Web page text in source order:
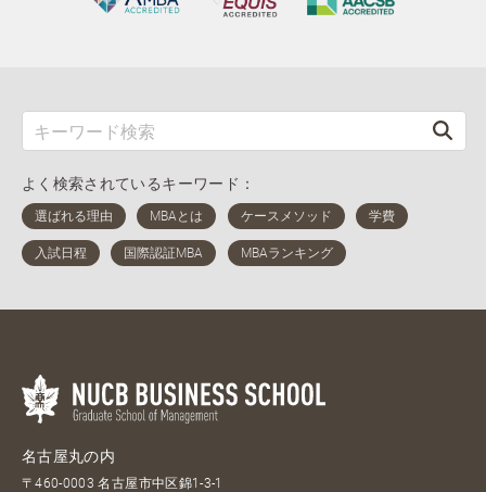
よく検索されているキーワード：
名古屋丸の内
〒460-0003 名古屋市中区錦1-3-1